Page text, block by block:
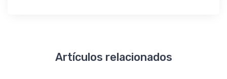
Artículos relacionados